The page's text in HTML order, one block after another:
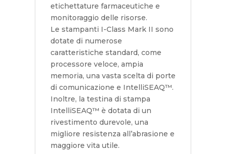
etichettature farmaceutiche e
monitoraggio delle risorse.
Le stampanti I-Class Mark II sono
dotate di numerose
caratteristiche standard, come
processore veloce, ampia
memoria, una vasta scelta di porte
di comunicazione e IntelliSEAQ™.
Inoltre, la testina di stampa
IntelliSEAQ™ è dotata di un
rivestimento durevole, una
migliore resistenza all’abrasione e
maggiore vita utile.